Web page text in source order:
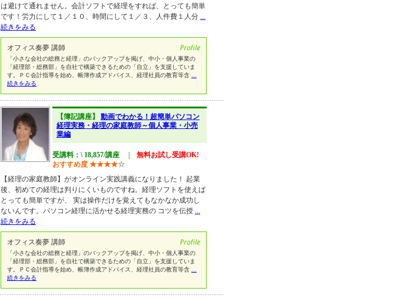
は避けて通れません。会計ソフトで経理をすれば、とっても簡単
です！労力にして１／１０、時間にして１／３、人件費１人分 ...
続きをみる
オフィス奏夢 講師
「小さな会社の総務と経理」のバックアップを掲げ、中小・個人事業の
「経理部・総務部」を自社で構築できるための「自立」を支援していま
す。ＰＣ会計指導を始め、帳簿作成アドバイス、経理社員の教育等含
続きをみる
【簿記講座】 動画でわかる！超簡単パソコン
経理実務・経理の家庭教師～個人事業・小売
業編
受講料：\ 18,857/講座
無料お試し受講OK!
おすすめ度 ★★★★☆
【経理の家庭教師】がオンライン実践講義になりました！ 起業
後、初めての経理は判りにくいものですね。経理ソフトを使えば
とっても簡単ですが、 実は操作だけを覚えてもなかなか成功し
ないんです。パソコン経理に活かせる経理実務の コツを伝授 ...
続きをみる
オフィス奏夢 講師
「小さな会社の総務と経理」のバックアップを掲げ、中小・個人事業の
「経理部・総務部」を自社で構築できるための「自立」を支援していま
す。ＰＣ会計指導を始め、帳簿作成アドバイス、経理社員の教育等含
続きをみる